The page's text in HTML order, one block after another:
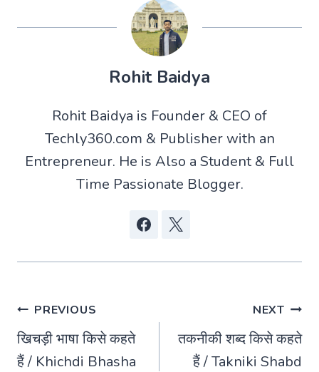
Rohit Baidya
Rohit Baidya is Founder & CEO of
Techly360.com & Publisher with an
Entrepreneur. He is Also a Student & Full
Time Passionate Blogger.
Post
navigation
PREVIOUS
खिचड़ी भाषा किसे कहते
हैं / Khichdi Bhasha
NEXT
तकनीकी शब्द किसे कहते
हैं / Takniki Shabd